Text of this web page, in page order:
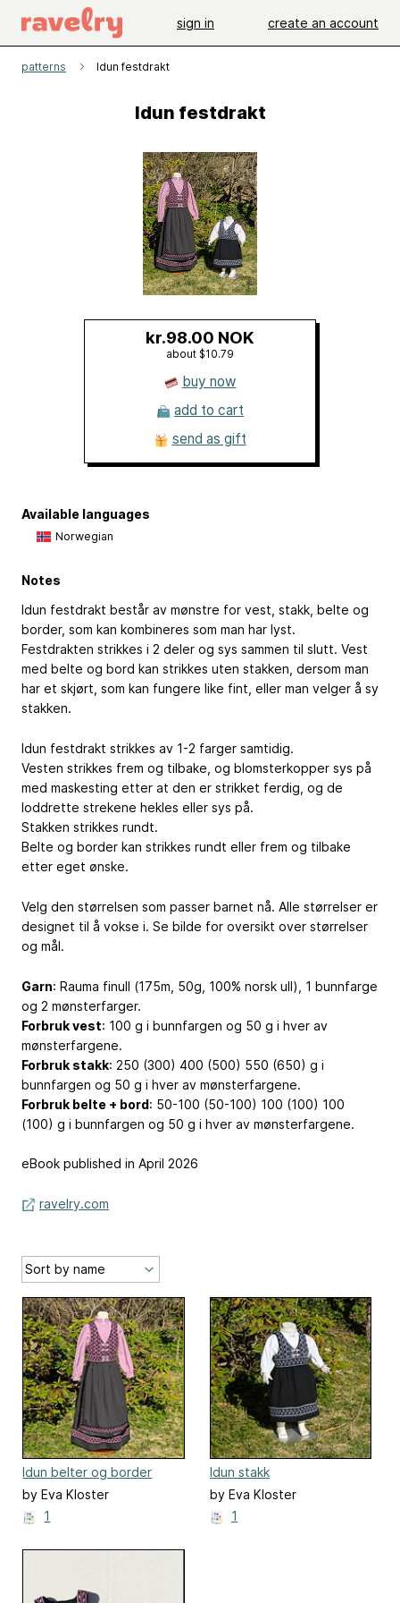
sign in create an account
patterns Idun festdrakt
Idun festdrakt
kr.98.00 NOK
about $10.79
buy now
add to cart
send as gift
Available languages
Norwegian
Notes
Idun festdrakt består av mønstre for vest, stakk, belte og
border, som kan kombineres som man har lyst.
Festdrakten strikkes i 2 deler og sys sammen til slutt. Vest
med belte og bord kan strikkes uten stakken, dersom man
har et skjørt, som kan fungere like fint, eller man velger å sy
stakken.
Idun festdrakt strikkes av 1-2 farger samtidig.
Vesten strikkes frem og tilbake, og blomsterkopper sys på
med maskesting etter at den er strikket ferdig, og de
loddrette strekene hekles eller sys på.
Stakken strikkes rundt.
Belte og border kan strikkes rundt eller frem og tilbake
etter eget ønske.
Velg den størrelsen som passer barnet nå. Alle størrelser er
designet til å vokse i. Se bilde for oversikt over størrelser
og mål.
Garn: Rauma finull (175m, 50g, 100% norsk ull), 1 bunnfarge
og 2 mønsterfarger.
Forbruk vest: 100 g i bunnfargen og 50 g i hver av
mønsterfargene.
Forbruk stakk: 250 (300) 400 (500) 550 (650) g i
bunnfargen og 50 g i hver av mønsterfargene.
Forbruk belte + bord: 50-100 (50-100) 100 (100) 100
(100) g i bunnfargen og 50 g i hver av mønsterfargene.
eBook published in April 2026
ravelry.com
Idun belter og border
by Eva Kloster
1
Idun stakk
by Eva Kloster
1